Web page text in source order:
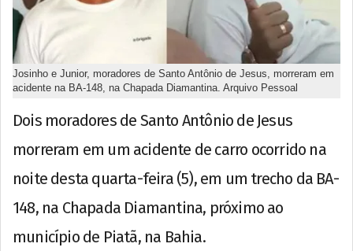
Josinho e Junior, moradores de Santo Antônio de Jesus, morreram em
acidente na BA-148, na Chapada Diamantina. Arquivo Pessoal
Dois moradores de Santo Antônio de Jesus
morreram em um acidente de carro ocorrido na
noite desta quarta-feira (5), em um trecho da BA-
148, na Chapada Diamantina, próximo ao
município de Piatã, na Bahia.